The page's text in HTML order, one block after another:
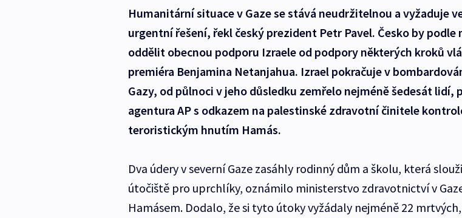
Humanitární situace v Gaze se stává neudržitelnou a vyžaduje
urgentní řešení, řekl český prezident Petr Pavel. Česko by podle
oddělit obecnou podporu Izraele od podpory některých kroků
premiéra Benjamina Netanjahua. Izrael pokračuje v
Gazy, od půlnoci v jeho důsledku zemřelo nejméně šedesát lidí,
agentura AP s odkazem na palestinské zdravotní činitele
teroristickým hnutím Hamás.
Dva údery v severní Gaze zasáhly rodinný dům a školu, která
útočiště pro uprchlíky, oznámilo ministerstvo zdravotnictví v
Hamásem. Dodalo, že si tyto útoky vyžádaly nejméně 22